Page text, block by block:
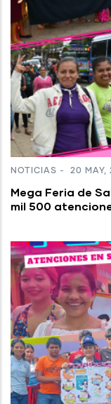
NOTICIAS - 20 MAY,
Mega Feria de
mil 500